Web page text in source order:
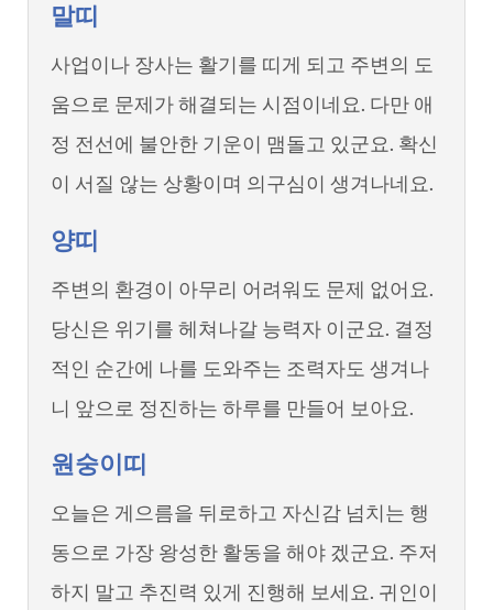
말띠
사업이나 장사는 활기를 띠게 되고 주변의 도
움으로 문제가 해결되는 시점이네요. 다만 애
정 전선에 불안한 기운이 맴돌고 있군요. 확신
이 서질 않는 상황이며 의구심이 생겨나네요.
양띠
주변의 환경이 아무리 어려워도 문제 없어요.
당신은 위기를 헤쳐나갈 능력자 이군요. 결정
적인 순간에 나를 도와주는 조력자도 생겨나
니 앞으로 정진하는 하루를 만들어 보아요.
원숭이띠
오늘은 게으름을 뒤로하고 자신감 넘치는 행
동으로 가장 왕성한 활동을 해야 겠군요. 주저
하지 말고 추진력 있게 진행해 보세요. 귀인이